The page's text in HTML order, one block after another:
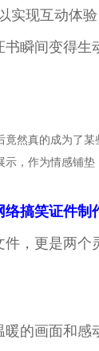
实现互动体
瞬间变得生
竟然真的成为了
，作为情感铺
络搞笑证件制
，更是两个
暖的画面和感